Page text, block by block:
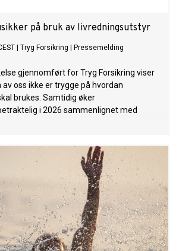
på bruk av livredningsutstyr
Tryg Forsikring Pressemelding
gjennomført for Tryg Forsikring viser
oss ikke er trygge på hvordan
brukes. Samtidig øker
i 2026 sammenlignet med